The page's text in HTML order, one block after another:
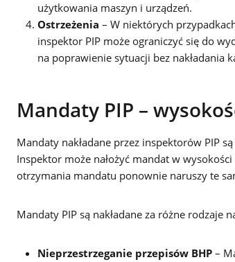
użytkowania maszyn i urządzeń.
Ostrzeżenia – W niektórych
inspektor PIP może ograniczyć się do
na poprawienie sytuacji bez nakładania
Mandaty PIP –
Mandaty nakładane przez inspektorów PIP
Inspektor może nałożyć mandat w
otrzymania mandatu ponownie naruszy te
Mandaty PIP są nakładane za różne rodzaje
Nieprzestrzeganie przepisów BHP –